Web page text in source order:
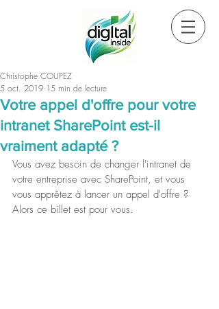
Votre appel d'offre pour votre
intranet SharePoint est-il
vraiment adapté ?
Christophe COUPEZ
5 oct. 2019 15 min de lecture
Vous avez besoin de changer l'intranet de
votre entreprise avec SharePoint, et vous
vous apprêtez à lancer un appel d'offre ?
Alors ce billet est pour vous.